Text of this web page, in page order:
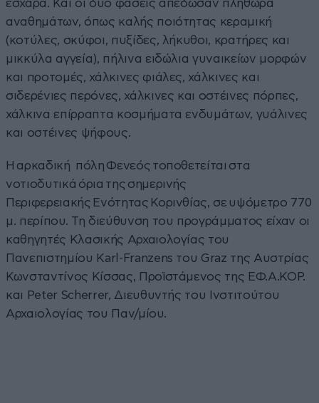
εσχάρα. Και οι δυο φάσεις απέδωσαν πληθώρα
αναθημάτων, όπως καλής ποιότητας κεραμική
(κοτύλες, σκύφοι, πυξίδες, λήκυθοι, κρατήρες και
μικκύλα αγγεία), πήλινα ειδώλια γυναικείων μορφών
και προτομές, χάλκινες φιάλες, χάλκινες και
σιδερένιες περόνες, χάλκινες και οστέινες πόρπες,
χάλκινα επίρραπτα κοσμήματα ενδυμάτων, γυάλινες
και οστέινες ψήφους.
Η αρκαδική πόλη Φενεός τοποθετείται στα
νοτιοδυτικά όρια της σημερινής
Περιφερειακής Ενότητας Κορινθίας, σε υψόμετρο 770
μ. περίπου. Τη διεύθυνση του προγράμματος είχαν οι
καθηγητές Κλασικής Αρχαιολογίας του
Πανεπιστημίου Karl-Franzens του Graz της Αυστρίας
Κωνσταντίνος Κίσσας, Προϊστάμενος της ΕΦ.Α.ΚΟΡ.
και Peter Scherrer, Διευθυντής του Ινστιτούτου
Αρχαιολογίας του Παν/μίου.